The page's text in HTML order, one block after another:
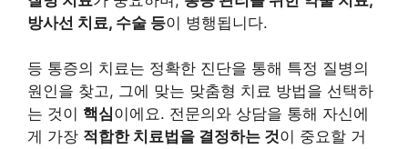
방사선 치료, 수술 등이 병행됩니다.
등 통증의 치료는 정확한 진단을 통해 특정 질병의
원인을 찾고, 그에 맞는 맞춤형 치료 방법을 선택하
는 것이 핵심이에요. 전문의와 상담을 통해 자신에
게 가장 적합한 치료법을 결정하는 것이 중요할 거